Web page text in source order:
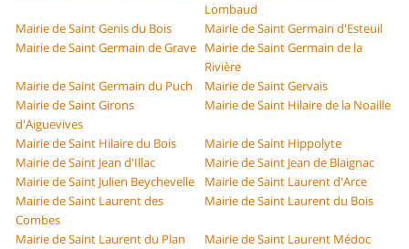
Lombaud
Mairie de Saint Genis du Bois
Mairie de Saint Germain d'Esteuil
Mairie de Saint Germain de Grave Mairie de Saint Germain de la
Rivière
Mairie de Saint Germain du Puch
Mairie de Saint Gervais
Mairie de Saint Girons
d'Aiguevives
Mairie de Saint Hilaire de la Noaille
Mairie de Saint Hilaire du Bois
Mairie de Saint Hippolyte
Mairie de Saint Jean d'Illac
Mairie de Saint Jean de Blaignac
Mairie de Saint Julien Beychevelle
Mairie de Saint Laurent d'Arce
Mairie de Saint Laurent des
Combes
Mairie de Saint Laurent du Bois
Mairie de Saint Laurent du Plan
Mairie de Saint Laurent Médoc